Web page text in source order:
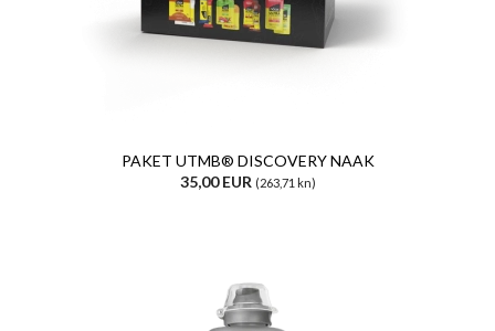
PAKET UTMB® DISCOVERY NAAK
35,00 EUR (263,71 kn)